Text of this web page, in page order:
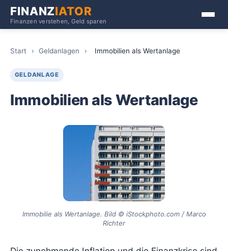
FINANZIATOR
Finanzen verstehen, Geld sparen
Start › Geldanlagen › Immobilien als Wertanlage
GELDANLAGE
Immobilien als Wertanlage
Immobilie als Wertanlage. Bild © iStockphoto.com / Marco
Richter